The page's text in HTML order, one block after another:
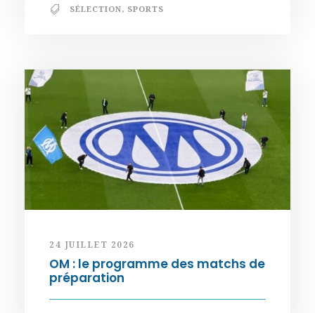
SÉLECTION, SPORTS
24 JUILLET 2026
OM : le programme des matchs de
préparation